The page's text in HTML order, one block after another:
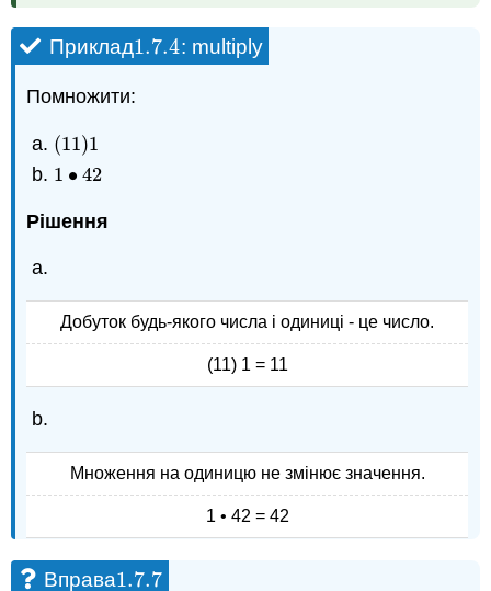
Приклад1.7.4
1.7.4: multiply
Помножити:
(11)1
(11)1
1 ∙ 42
1 •42
Рішення
Добуток будь-якого числа і одиниці - це число.
(11) 1 = 11
Множення на одиницю не змінює значення.
1 • 42 = 42
Вправа1.7.7
1.7.7